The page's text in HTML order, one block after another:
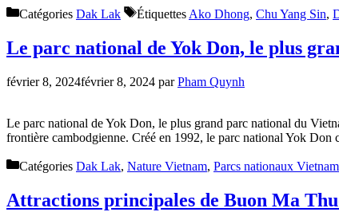
Catégories Dak Lak Étiquettes Ako Dhong, Chu Yang Sin,
Le parc national de Yok Don, le plus
février 8, 2024février 8, 2024 parPham Quynh
Le parc national de Yok Don, le plus grand parc national du
frontière cambodgienne. Créé en 1992, le parc national Yok
Catégories Dak Lak, Nature Vietnam, Parcs nationaux Vietnam
Attractions principales de Buon Ma